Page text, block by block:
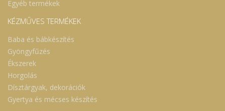
Egyéb termékek
KÉZMŰVES TERMÉKEK
Baba és bábkészítés
Gyöngyfűzés
Ékszerek
Horgolás
Dísztárgyak, dekorációk
Gyertya és mécses készítés